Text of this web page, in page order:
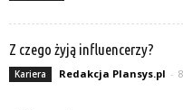
Z czego żyją influencerzy?
Kariera Redakcja Plansys.pl -